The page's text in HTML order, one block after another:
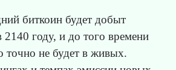
биткоин будет добыт
2140 году, и до того времени
не будет в живых.